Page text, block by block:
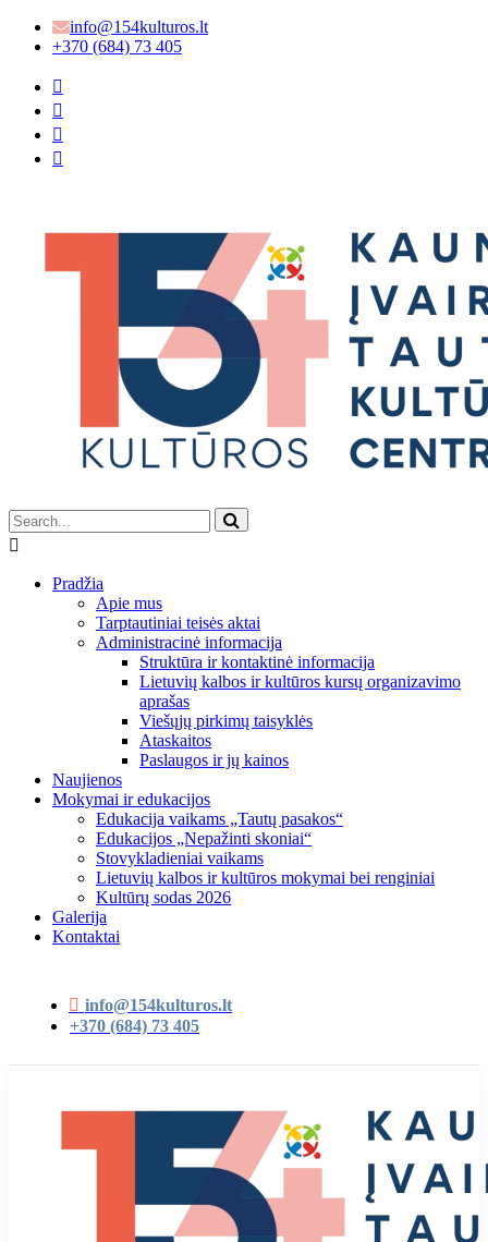
info@154kulturos.lt
+370 (684) 73 405
Pradžia
Apie mus
Tarptautiniai teisės aktai
Administracinė informacija
Struktūra ir kontaktinė informacija
Lietuvių kalbos ir kultūros kursų organizavimo
aprašas
Viešųjų pirkimų taisyklės
Ataskaitos
Paslaugos ir jų kainos
Naujienos
Mokymai ir edukacijos
Edukacija vaikams „Tautų pasakos“
Edukacijos „Nepažinti skoniai“
Stovykladieniai vaikams
Lietuvių kalbos ir kultūros mokymai bei renginiai
Kultūrų sodas 2026
Galerija
Kontaktai
info@154kulturos.lt
+370 (684) 73 405